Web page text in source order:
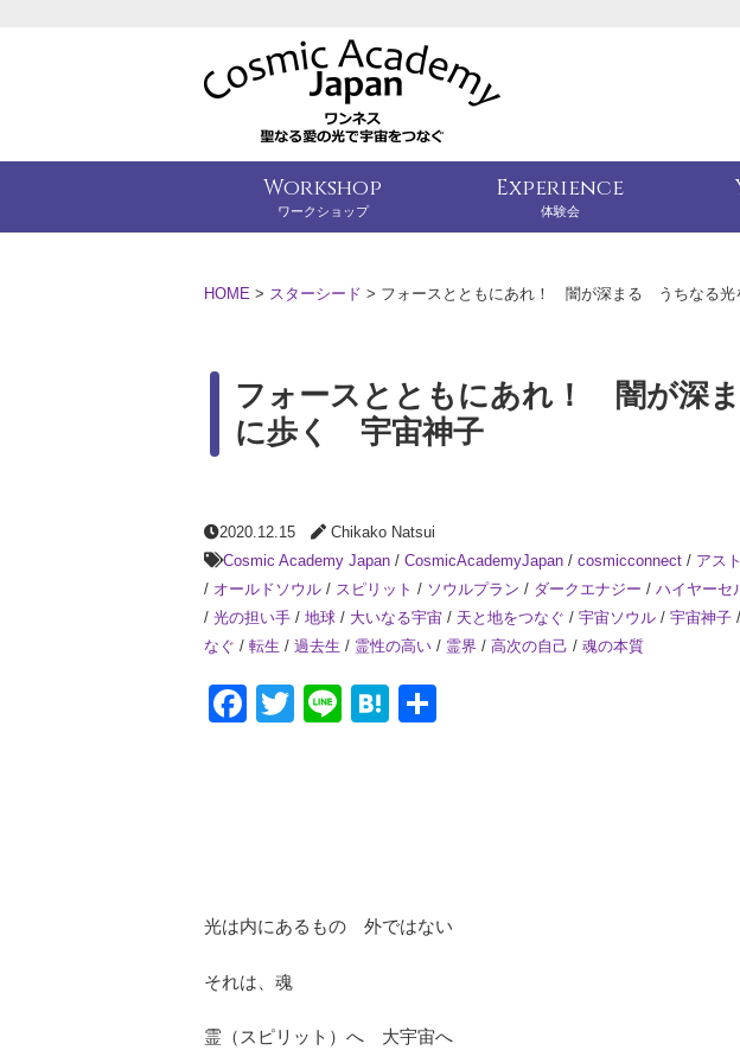
Workshop
ワークショップ
Experience
体験会
HOME > スターシード > フォースとともにあれ！ 闇が深まる うちなる
フォースとともにあれ！ 闇が深
に歩く 宇宙神子
2020.12.15
Chikako Natsui
Cosmic Academy Japan / CosmicAcademyJapan / cosmicconnect / アス
/ オールドソウル / スピリット / ソウルプラン / ダークエナジー / ハイヤーセ
/ 光の担い手 / 地球 / 大いなる宇宙 / 天と地をつなぐ / 宇宙ソウル / 宇宙神子 /
なぐ / 転生 / 過去生 / 霊性の高い / 霊界 / 高次の自己 / 魂の本質
Facebook
Twitter
LineHatena
光は内にあるもの 外ではない
それは、魂
霊（スピリット）へ 大宇宙へ